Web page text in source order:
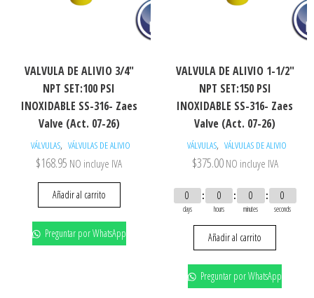
VALVULA DE ALIVIO 3/4″
NPT SET:100 PSI
INOXIDABLE SS-316- Zaes
Valve (Act. 07-26)
VÁLVULAS, VÁLVULAS DE ALIVIO
$168.95 NO incluye IVA
Añadir al carrito
Preguntar por WhatsApp
VALVULA DE ALIVIO 1-1/2″
NPT SET:150 PSI
INOXIDABLE SS-316- Zaes
Valve (Act. 07-26)
VÁLVULAS, VÁLVULAS DE ALIVIO
$375.00 NO incluye IVA
0
days
0
hours
0
minutes
0
seconds
Añadir al carrito
Preguntar por WhatsApp